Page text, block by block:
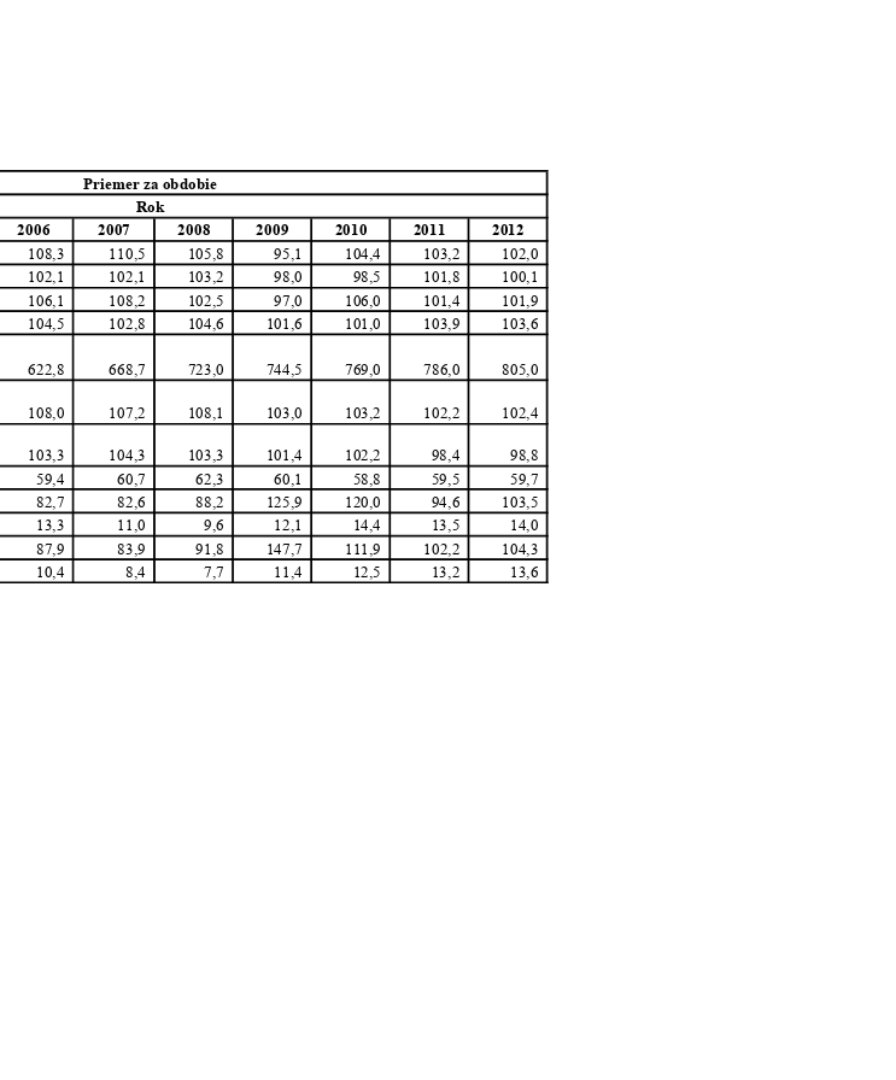
Priemer za obdobie
Rok
2006
108,3
2007
110,5
2008
105,8
2009
95,1
2010
104,4
2011
103,2
2012
102,0
102,1
106,1
104,5
102,1
108,2
102,8
103,2
102,5
104,6
98,0
97,0
98,5
106,0
101,0
101,8
101,4
103,9
100,1
101,9
103,6
101,6
622,8
108,0
668,7
107,2
723,0
108,1
744,5
103,0
769,0
103,2
786,0
102,2
805,0
102,4
103,3
59,4
82,7
13,3
87,9
10,4
104,3
60,7
82,6
11,0
83,9
8,4
103,3
62,3
88,2
9,6
101,4
60,1
102,2
58,8
98,4
59,5
94,6
13,5
102,2
13,2
98,8
59,7
125,9
12,1
120,0
14,4
103,5
14,0
91,8
7,7
147,7
11,4
111,9
12,5
104,3
13,6